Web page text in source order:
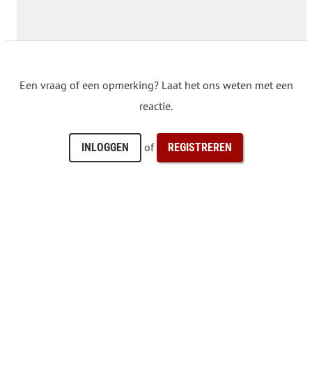
Een vraag of een opmerking? Laat het ons weten met een
reactie.
INLOGGEN of REGISTREREN